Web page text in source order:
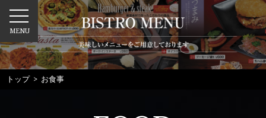
MENU
トップ> お食事